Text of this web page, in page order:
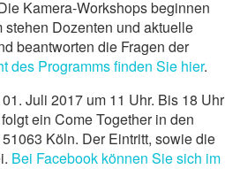
Kamera-Workshops beginnen
Dozenten und aktuelle
beantworten die Fragen der
des Programms finden Sie hier.
Juli 2017 um 11 Uhr. Bis 18 Uhr
ein Come Together in den
Köln. Der Eintritt, sowie die
Bei Facebook können Sie sich im